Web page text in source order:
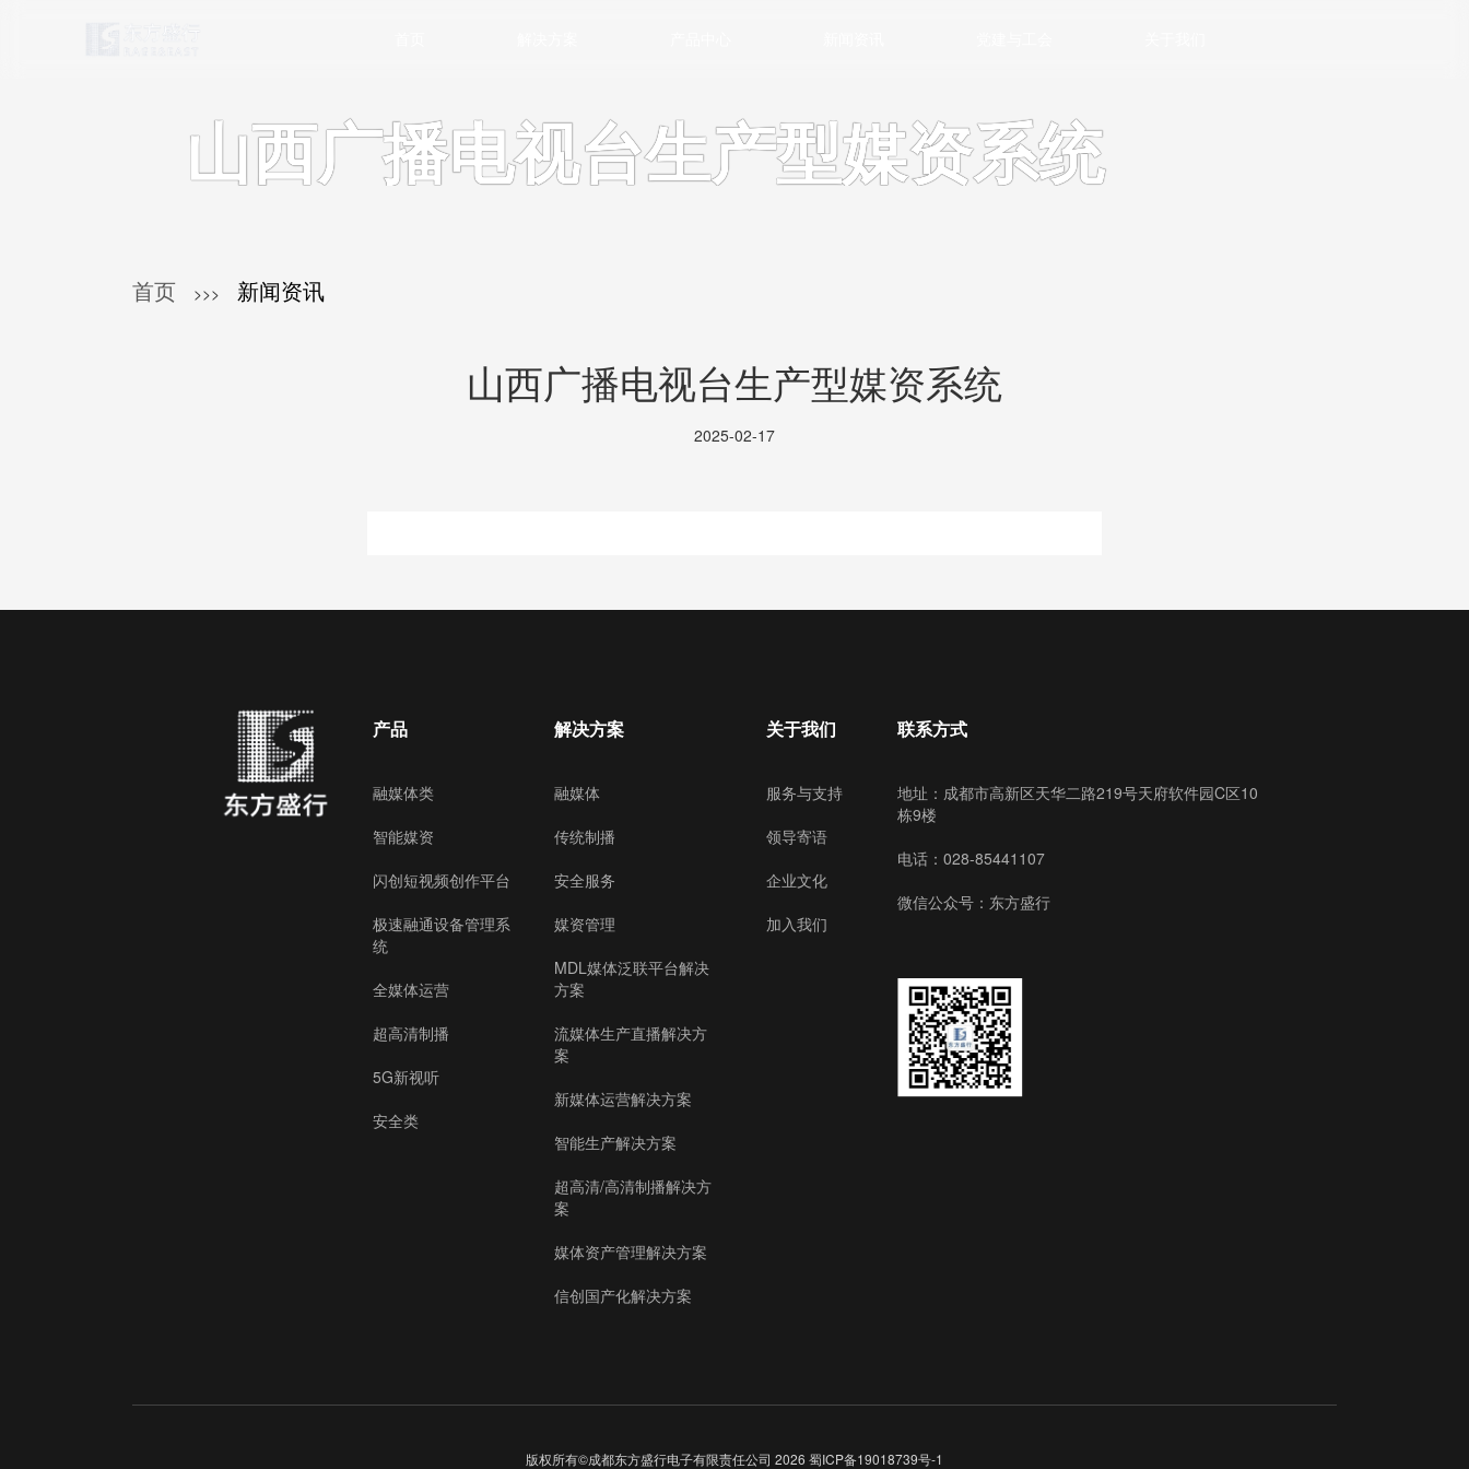
山西广播电视台生产型媒资系统
首页 >>> 新闻资讯
山西广播电视台生产型媒资系统
2025-02-17
产品
融媒体类
智能媒资
闪创短视频创作平台
极速融通设备管理系
统
全媒体运营
超高清制播
5G新视听
安全类
解决方案
融媒体
传统制播
安全服务
媒资管理
MDL媒体泛联平台解决
方案
流媒体生产直播解决方
案
新媒体运营解决方案
智能生产解决方案
超高清/高清制播解决方
案
媒体资产管理解决方案
信创国产化解决方案
关于我们
服务与支持
领导寄语
企业文化
加入我们
联系方式
地址：成都市高新区天华二路219号天府软件园C区10
栋9楼
电话：028-85441107
微信公众号：东方盛行
版权所有©成都东方盛行电子有限责任公司 2026 蜀ICP备19018739号-1